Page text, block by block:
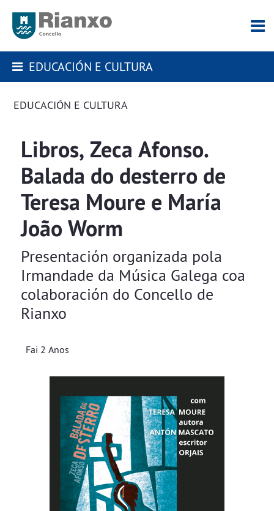
EDUCACIÓN E CULTURA
EDUCACIÓN E CULTURA
Libros, Zeca Afonso.
Balada do desterro de
Teresa Moure e María
João Worm
Presentación organizada pola
Irmandade da Música Galega coa
colaboración do Concello de
Rianxo
Fai 2 Anos